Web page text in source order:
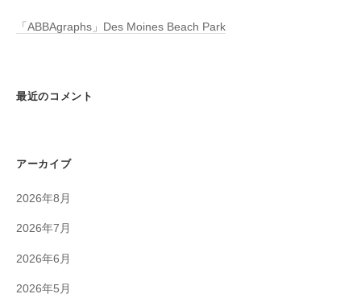
「ABBAgraphs」Des Moines Beach Park
最近のコメント
アーカイブ
2026年8月
2026年7月
2026年6月
2026年5月